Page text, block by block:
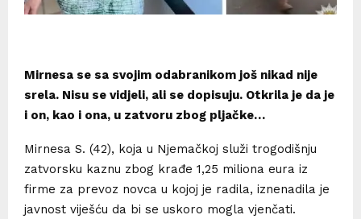
Mirnesa se sa svojim odabranikom još nikad nije
srela. Nisu se vidjeli, ali se dopisuju. Otkrila je da je
i on, kao i ona, u zatvoru zbog pljačke…
Mirnesa S. (42), koja u Njemačkoj služi trogodišnju
zatvorsku kaznu zbog krađe 1,25 miliona eura iz
firme za prevoz novca u kojoj je radila, iznenadila je
javnost viješću da bi se uskoro mogla vjenčati.